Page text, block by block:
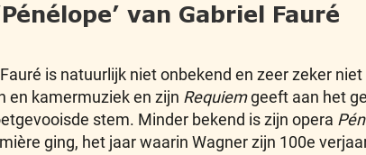
van Gabriel Fauré
is natuurlijk niet onbekend en zeer zeker
en kamermuziek en zijn Requiemgeeft aan het
stem. Minder bekend is zijn opera
ging, het jaar waarin Wagner zijn 100e